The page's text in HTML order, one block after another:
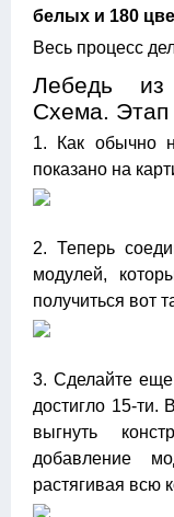
белых и 180
Весь процесс
Лебедь из
Схема. Этап
1. Как обычно
показано на
2. Теперь
модулей,
получиться вот
3. Сделайте еще
достигло 15-ти.
выгнуть
добавление
растягивая всю